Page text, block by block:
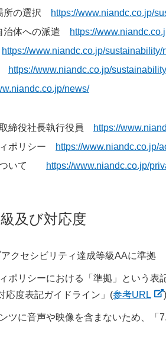
所の選択
https://www.niandc.co.jp/
治体への派遣
https://
https://www.niandc.co.jp/sustainability/
https://www.niandc.co.jp/
news/
締役社長執行役員
https://
ポリシー
https://www.niandc.co.jp/
ついて
https://www.niandc.co.jp/
及び対応度
クセシビリティ達成等級AAに準拠
ポリシーにおける「準拠」という
応度表記ガイドライン」(参考URL
ツに音声や映像を含まないため、